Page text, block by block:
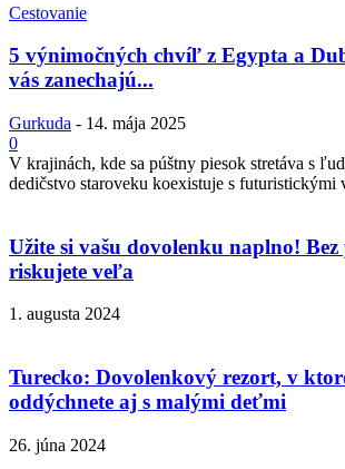
Cestovanie
5 výnimočných chvíľ z Egypta a
vás zanechajú...
Gurkuda - 14. mája 2025
0
V krajinách, kde sa púštny piesok stretáva s
dedičstvo staroveku koexistuje s futuristickými
Užite si vašu dovolenku naplno! Bez
riskujete veľa
1. augusta 2024
Turecko: Dovolenkový rezort, v
oddýchnete aj s malými deťmi
26. júna 2024